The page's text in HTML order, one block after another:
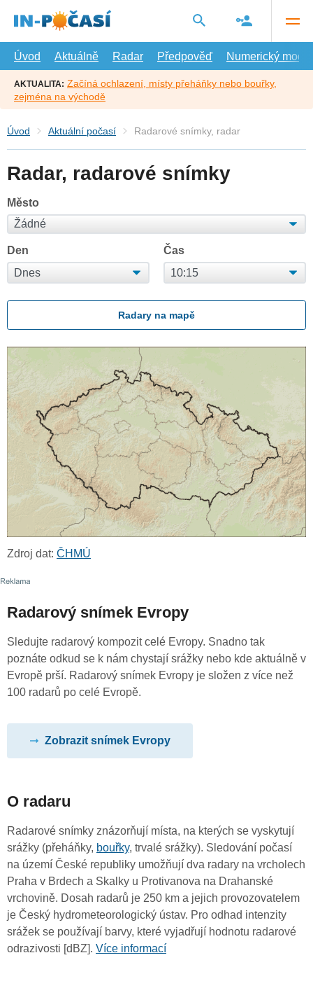
hlavní
Úvod
Aktuálně Radar Předpověď Numerický model
AKTUALITA: Začíná ochlazení, místy přeháňky nebo bouřky,
zejména na východě
Úvod Aktuální počasí Radarové snímky, radar
Radar, radarové snímky
Město
Den Čas
Radary na mapě
Zdroj dat: ČHMÚ
Radarový snímek Evropy
Sledujte radarový kompozit celé Evropy. Snadno tak
poznáte odkud se k nám chystají srážky nebo kde aktuálně v
Evropě prší. Radarový snímek Evropy je složen z více než
100 radarů po celé Evropě.
Zobrazit snímek Evropy
O radaru
Radarové snímky znázorňují místa, na kterých se vyskytují
srážky (přeháňky, bouřky, trvalé srážky). Sledování počasí
na území České republiky umožňují dva radary na vrcholech
Praha v Brdech a Skalky u Protivanova na Drahanské
vrchovině. Dosah radarů je 250 km a jejich provozovatelem
je Český hydrometeorologický ústav. Pro odhad intenzity
srážek se používají barvy, které vyjadřují hodnotu radarové
odrazivosti [dBZ]. Více informací